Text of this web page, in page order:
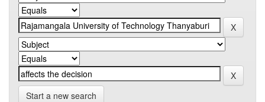
Start a new search